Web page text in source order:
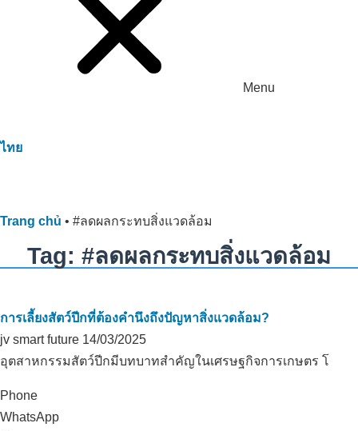
Menu
ไทย
Trang chủ • #ลดผลกระทบสิ่งแวดล้อม
Tag: #ลดผลกระทบสิ่งแวดล้อม
การเลี้ยงสัตว์ปีกที่ต้องคำนึงถึงปัญหาสิ่งแวดล้อม?
jv smart future 14/03/2025
อุตสาหกรรมสัตว์ปีกมีบทบาทสำคัญในเศรษฐกิจการเกษตร โ
Phone
WhatsApp